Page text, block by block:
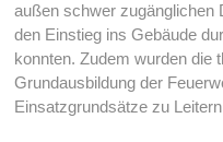
außen schwer zugänglichen
den Einstieg ins Gebäude
konnten. Zudem wurden die
Grundausbildung der
Einsatzgrundsätze zu